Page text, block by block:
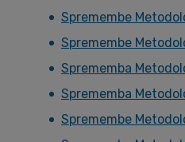
Spremembe
Spremembe
Sprememba
Sprememba
Spremembe